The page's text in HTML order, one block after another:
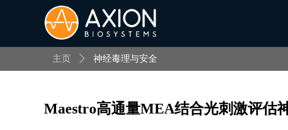
Maestro高通量MEA结合光刺激评估
主页 ꄲ 神经毒理与安全